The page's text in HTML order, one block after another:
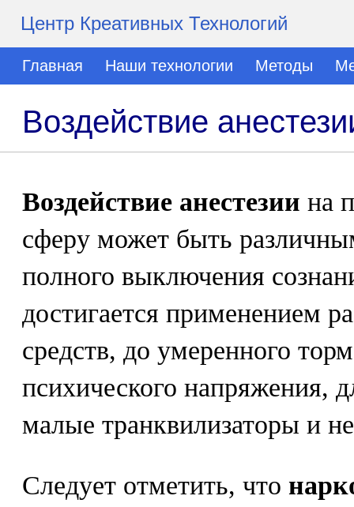
Центр Креативных Технологий
Главная Наши технологии Методы
Воздействие
Воздействие анестезии на
сферу может быть
полного выключения
достигается применением
средств, до умеренного
психического напряжения,
малые транквилизаторы и
Следует отметить, что